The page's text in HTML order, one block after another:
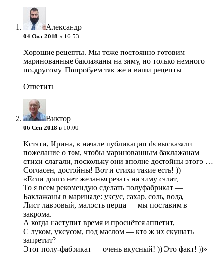
Александр
04 Окт 2018 в 16:53
Хорошие рецепты. Мы тоже постоянно готовим
маринованные баклажаны на зиму, но только немного
по-другому. Попробуем так же и ваши рецепты.
Ответить
Виктор
06 Сен 2018 в 10:00
Кстати, Ирина, в начале публикации ds высказали
пожелание о том, чтобы маринованным баклажанам
стихи слагали, поскольку они вполне достойны этого …
Согласен, достойны! Вот и стихи такие есть! ))
«Если долго нет желанья резать на зиму салат,
То я всем рекомендую сделать полуфабрикат —
Баклажаны в маринаде: уксус, сахар, соль, вода,
Лист лавровый, малость перца — мы поставим в
закрома.
А когда наступит время и проснётся аппетит,
С луком, уксусом, под маслом — кто ж их скушать
запретит?
Этот полу-фабрикат — очень вкусный! )) Это факт! ))»